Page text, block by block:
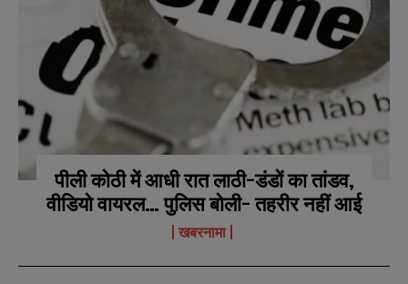
N
a
m
N
a
m
पीली कोठी में आधी रात लाठी-डंडों का तांडव,
वीडियो वायरल… पुलिस बोली- तहरीर नहीं आई
खबरनामा